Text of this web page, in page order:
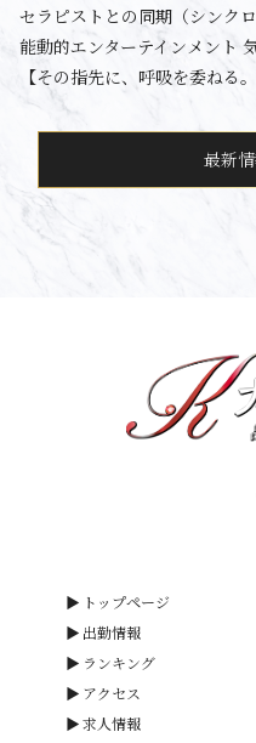
セラピストとの同期（シンク
能動的エンターテインメント
【その指先に、呼吸を委ねる。
最新
トップページ
出勤情報
ランキング
アクセス
求人情報